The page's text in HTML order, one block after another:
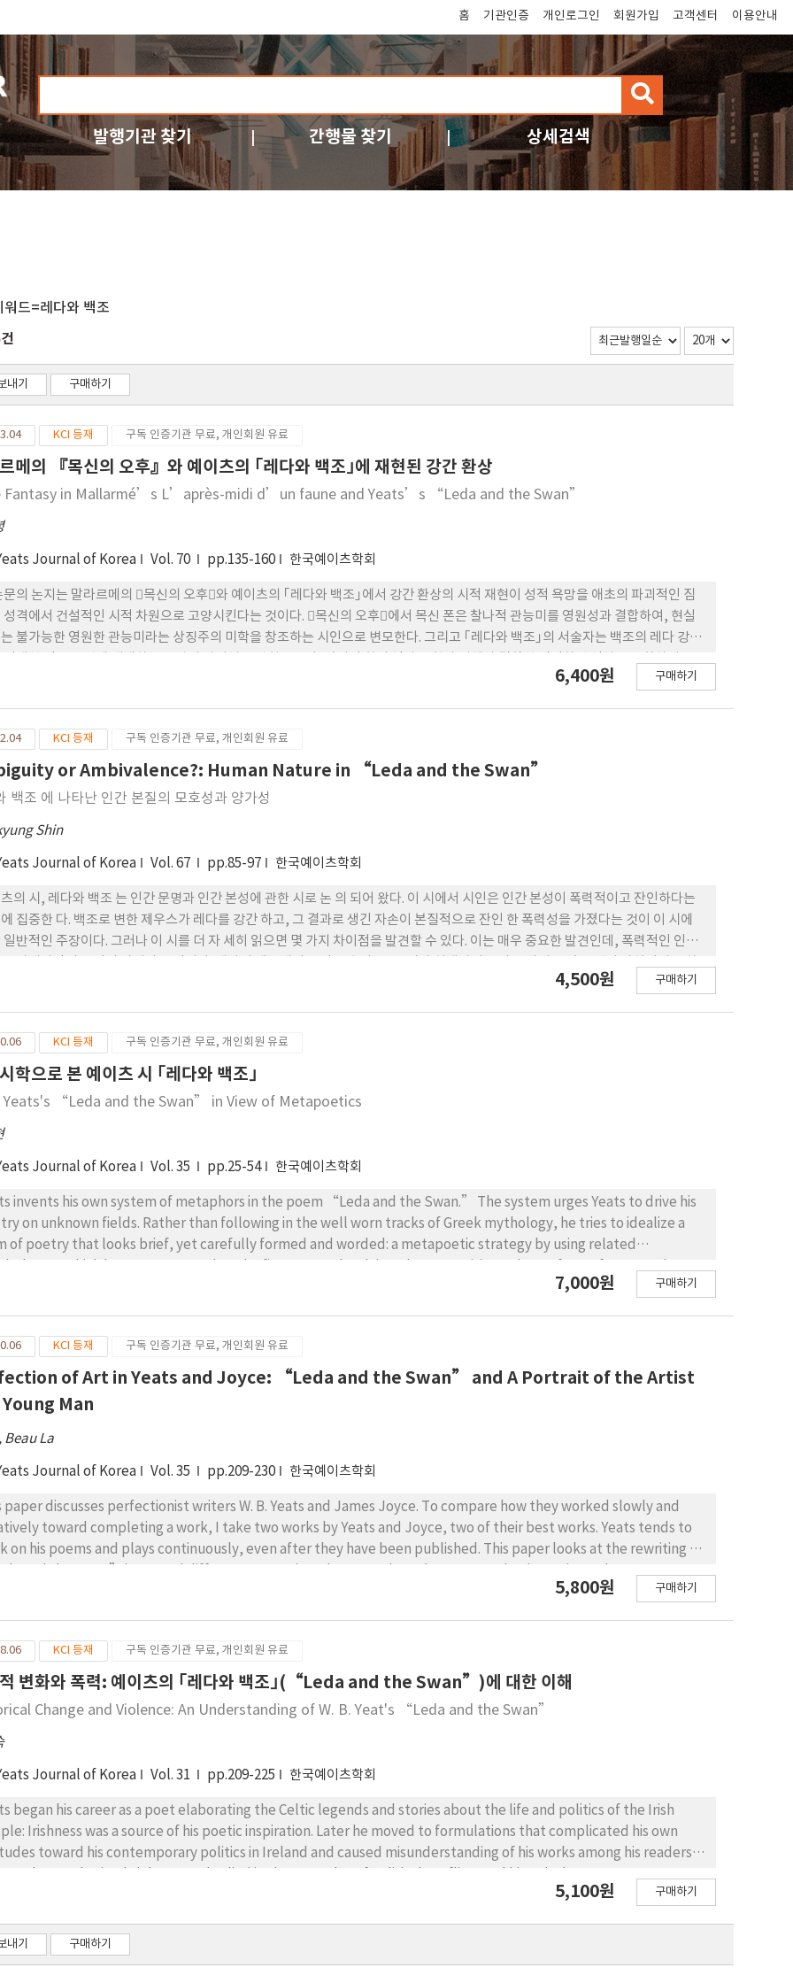
홈 기관인증 개인로그인 회원가입 고객센터 이용안내
검
색
발행기관 찾기 간행물 찾기 상세검색
워드=레다와 백조
건
내기 구매하기
KCI 등재 구독 인증기관 무료, 개인회원 유료
메의 『목신의 오후』와 예이츠의 ｢레다와 백조｣에 재현된 강간 환상
Fantasy in Mallarmé’s L’après-midi d’un faune and Yeats’s “Leda and the Swan”
Journal of Korea Vol. 70 pp.135-160 한국예이츠학회
문의 논지는 말라르메의 󰡔목신의 오후󰡕와 예이츠의 ｢레다와 백조｣에서 강간 환상의 시적 재현이 성적 욕망을 애초의 파괴적인 짐
성격에서 건설적인 시적 차원으로 고양시킨다는 것이다. 󰡔목신의 오후󰡕에서 목신 폰은 찰나적 관능미를 영원성과 결합하여, 현실
불가능한 영원한 관능미라는 상징주의 미학을 창조하는 시인으로 변모한다. 그리고 ｢레다와 백조｣의 서술자는 백조의 레다 강간
6,400원 구매하기
KCI 등재 구독 인증기관 무료, 개인회원 유료
or Ambivalence?: Human Nature in “Leda and the Swan”
백조 에 나타난 인간 본질의 모호성과 양가성
Shin
Journal of Korea Vol. 67 pp.85-97 한국예이츠학회
의 시, 레다와 백조 는 인간 문명과 인간 본성에 관한 시로 논 의 되어 왔다. 이 시에서 시인은 인간 본성이 폭력적이고 잔인하다는
집중한 다. 백조로 변한 제우스가 레다를 강간 하고, 그 결과로 생긴 자손이 본질적으로 잔인 한 폭력성을 가졌다는 것이 이 시에
일반적인 주장이다. 그러나 이 시를 더 자 세히 읽으면 몇 가지 차이점을 발견할 수 있다. 이는 매우 중요한 발견인데, 폭력적인 인간
레다와 백조는 상호 공감 하고 있음을 말해준다. 따라서 레다는 가해자와의 동질성을 보여준다. 예이츠는 시에 서 보여주는 폭력성
4,500원 구매하기
KCI 등재 구독 인증기관 무료, 개인회원 유료
학으로 본 예이츠 시 ｢레다와 백조｣
Yeats's “Leda and the Swan” in View of Metapoetics
Journal of Korea Vol. 35 pp.25-54 한국예이츠학회
invents his own system of metaphors in the poem “Leda and the Swan.” The system urges Yeats to drive his
on unknown fields. Rather than following in the well worn tracks of Greek mythology, he tries to idealize a
of poetry that looks brief, yet carefully formed and worded: a metapoetic strategy by using related
draws in passionate language a picture of sexual intercourse by his sudden blow on Leda sleeping peacefully.
love. Such words symbolizing as metaphors the relations of Lead and Swan in mythic stories are carefully
and allusively materialized to form a metapoetic allegory: a poetry that uses a system of related
invents this metapoetic strategy, his poetic symbolism is strongly characteristic of his own connection to
symbolism as in mythic stories. Such a metapoetic approach as found in the poem can help us understand
patterns as shown in Greek stories, and why−as in his discussion of violence and love put together in physical
spiritual beauty−he puts into question mythic literature and its literary criticism of love and battle just in the
imitating Greek tales.
7,000원 구매하기
KCI 등재 구독 인증기관 무료, 개인회원 유료
of Art in Yeats and Joyce: “Leda and the Swan” and A Portrait of the Artist
Young Man
Beau La
Journal of Korea Vol. 35 pp.209-230 한국예이츠학회
paper discusses perfectionist writers W. B. Yeats and James Joyce. To compare how they worked slowly and
toward completing a work, I take two works by Yeats and Joyce, two of their best works. Yeats tends to
on his poems and plays continuously, even after they have been published. This paper looks at the rewriting of
of what he did as a literary artist. Yeats’s attitude toward art and his literary style can be compared
artistically competent. Yeats and Joyce are not merely Romantic writers; they were determined to develop
art and bring it to the highest perfection. And indeed they have achieved it in their works respectively.
5,800원 구매하기
KCI 등재 구독 인증기관 무료, 개인회원 유료
변화와 폭력: 예이츠의 ｢레다와 백조｣(“Leda and the Swan”)에 대한 이해
Change and Violence: An Understanding of W. B. Yeat's “Leda and the Swan”
Journal of Korea Vol. 31 pp.209-225 한국예이츠학회
began his career as a poet elaborating the Celtic legends and stories about the life and politics of the Irish
Irishness was a source of his poetic inspiration. Later he moved to formulations that complicated his own
toward his contemporary politics in Ireland and caused misunderstanding of his works among his readers.
steps to another stage with violence. In other words, he focused on the violent moment in historical events.
on it with ambivalent words. He does not support for or oppose to the only one side in the political
to show his interest in the significances of the moments. Thus he is far from the passionate politics in his
5,100원 구매하기
내기 구매하기